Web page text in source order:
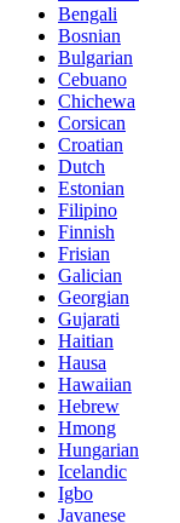
Bengali
Bosnian
Bulgarian
Cebuano
Chichewa
Corsican
Croatian
Dutch
Estonian
Filipino
Finnish
Frisian
Galician
Georgian
Gujarati
Haitian
Hausa
Hawaiian
Hebrew
Hmong
Hungarian
Icelandic
Igbo
Javanese